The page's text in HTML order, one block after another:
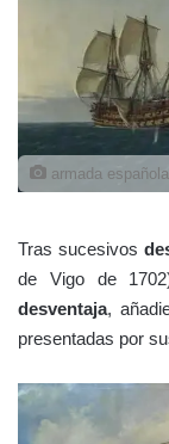
armada
Tras sucesivos
de Vigo de
desventaja,
presentadas por